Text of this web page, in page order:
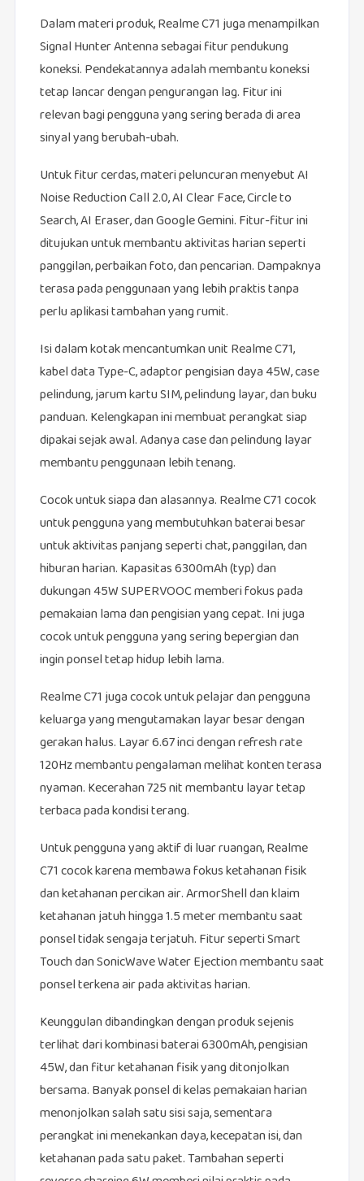
Dalam materi produk, Realme C71 juga menampilkan
Signal Hunter Antenna sebagai fitur pendukung
koneksi. Pendekatannya adalah membantu koneksi
tetap lancar dengan pengurangan lag. Fitur ini
relevan bagi pengguna yang sering berada di area
sinyal yang berubah-ubah.
Untuk fitur cerdas, materi peluncuran menyebut AI
Noise Reduction Call 2.0, AI Clear Face, Circle to
Search, AI Eraser, dan Google Gemini. Fitur-fitur ini
ditujukan untuk membantu aktivitas harian seperti
panggilan, perbaikan foto, dan pencarian. Dampaknya
terasa pada penggunaan yang lebih praktis tanpa
perlu aplikasi tambahan yang rumit.
Isi dalam kotak mencantumkan unit Realme C71,
kabel data Type-C, adaptor pengisian daya 45W, case
pelindung, jarum kartu SIM, pelindung layar, dan buku
panduan. Kelengkapan ini membuat perangkat siap
dipakai sejak awal. Adanya case dan pelindung layar
membantu penggunaan lebih tenang.
Cocok untuk siapa dan alasannya. Realme C71 cocok
untuk pengguna yang membutuhkan baterai besar
untuk aktivitas panjang seperti chat, panggilan, dan
hiburan harian. Kapasitas 6300mAh (typ) dan
dukungan 45W SUPERVOOC memberi fokus pada
pemakaian lama dan pengisian yang cepat. Ini juga
cocok untuk pengguna yang sering bepergian dan
ingin ponsel tetap hidup lebih lama.
Realme C71 juga cocok untuk pelajar dan pengguna
keluarga yang mengutamakan layar besar dengan
gerakan halus. Layar 6.67 inci dengan refresh rate
120Hz membantu pengalaman melihat konten terasa
nyaman. Kecerahan 725 nit membantu layar tetap
terbaca pada kondisi terang.
Untuk pengguna yang aktif di luar ruangan, Realme
C71 cocok karena membawa fokus ketahanan fisik
dan ketahanan percikan air. ArmorShell dan klaim
ketahanan jatuh hingga 1.5 meter membantu saat
ponsel tidak sengaja terjatuh. Fitur seperti Smart
Touch dan SonicWave Water Ejection membantu saat
ponsel terkena air pada aktivitas harian.
Keunggulan dibandingkan dengan produk sejenis
terlihat dari kombinasi baterai 6300mAh, pengisian
45W, dan fitur ketahanan fisik yang ditonjolkan
bersama. Banyak ponsel di kelas pemakaian harian
menonjolkan salah satu sisi saja, sementara
perangkat ini menekankan daya, kecepatan isi, dan
ketahanan pada satu paket. Tambahan seperti